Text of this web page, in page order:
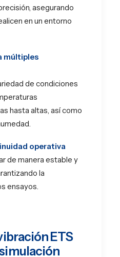
asegurando
en un entorno
múltiples
de condiciones
hasta altas, así como
operativa
de manera estable y
la
ensayos.
ETS